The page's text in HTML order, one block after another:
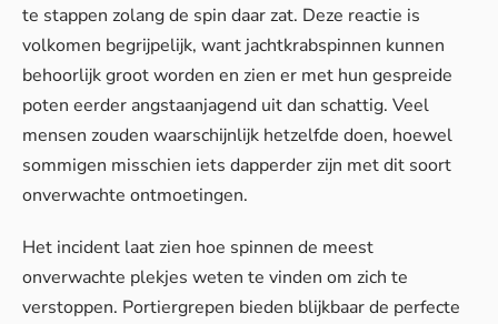
te stappen zolang de spin daar zat. Deze reactie is
volkomen begrijpelijk, want jachtkrabspinnen kunnen
behoorlijk groot worden en zien er met hun gespreide
poten eerder angstaanjagend uit dan schattig. Veel
mensen zouden waarschijnlijk hetzelfde doen, hoewel
sommigen misschien iets dapperder zijn met dit soort
onverwachte ontmoetingen.
Het incident laat zien hoe spinnen de meest
onverwachte plekjes weten te vinden om zich te
verstoppen. Portiergrepen bieden blijkbaar de perfecte